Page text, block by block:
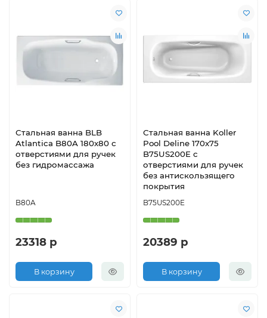
Стальная ванна BLB
Atlantica B80A 180х80 с
отверстиями для ручек
без гидромассажа
B80A
23318 р
В корзину
Стальная ванна Koller
Pool Deline 170x75
B75US200E с
отверстиями для ручек
без антискользящего
покрытия
B75US200E
20389 р
В корзину